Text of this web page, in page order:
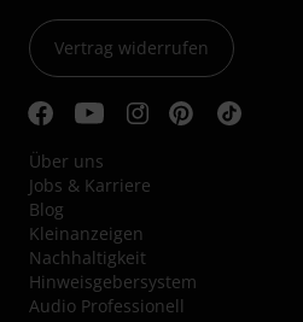
Vertrag widerrufen
Über uns
Jobs & Karriere
Blog
Kleinanzeigen
Nachhaltigkeit
Hinweisgebersystem
Audio Professionell